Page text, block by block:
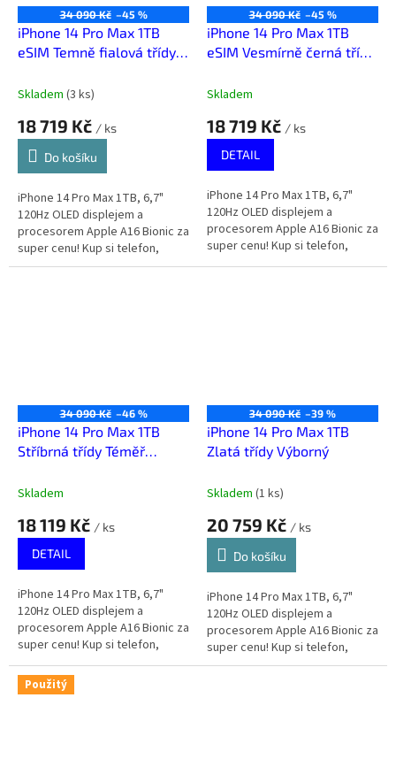
34 090 Kč –45 %
iPhone 14 Pro Max 1TB
eSIM Temně fialová třídy
Skladem (3 ks)
18 719 Kč / ks
Do košíku
iPhone 14 Pro Max 1TB, 6,7"
120Hz OLED displejem a
procesorem Apple A16 Bionic za
super cenu! Kup si telefon,
který za málo peněz zahraje
34 090 Kč –45 %
iPhone 14 Pro Max 1TB
eSIM Vesmírně černá třídy
Skladem
18 719 Kč / ks
DETAIL
iPhone 14 Pro Max 1TB, 6,7"
120Hz OLED displejem a
procesorem Apple A16 Bionic za
super cenu! Kup si telefon,
který za málo peněz zahraje
34 090 Kč –46 %
iPhone 14 Pro Max 1TB
Stříbrná třídy Téměř
Skladem
18 119 Kč / ks
DETAIL
iPhone 14 Pro Max 1TB, 6,7"
120Hz OLED displejem a
procesorem Apple A16 Bionic za
super cenu! Kup si telefon,
který za málo peněz zahraje
spoustu muziky.
34 090 Kč –39 %
iPhone 14 Pro Max 1TB
Zlatá třídy Výborný
Skladem (1 ks)
20 759 Kč / ks
Do košíku
iPhone 14 Pro Max 1TB, 6,7"
120Hz OLED displejem a
procesorem Apple A16 Bionic za
super cenu! Kup si telefon,
který za málo peněz zahraje
Použitý